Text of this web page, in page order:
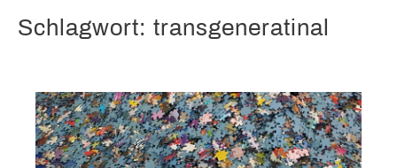
Schlagwort: transgeneratinal